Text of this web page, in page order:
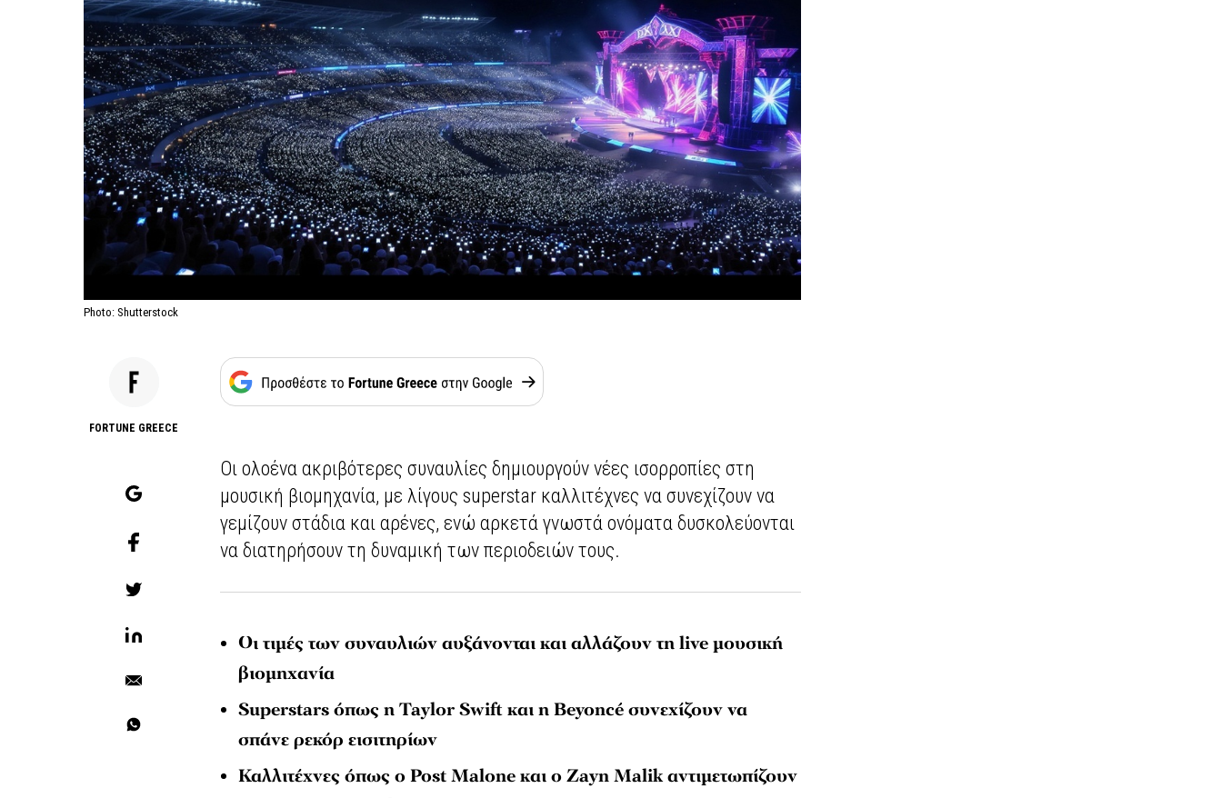
Photo: Shutterstock
FORTUNE GREECE
Οι ολοένα ακριβότερες συναυλίες δημιουργούν νέες ισορροπίες στη
μουσική βιομηχανία, με λίγους superstar καλλιτέχνες να συνεχίζουν να
γεμίζουν στάδια και αρένες, ενώ αρκετά γνωστά ονόματα δυσκολεύονται
να διατηρήσουν τη δυναμική των περιοδειών τους.
Οι τιμές των συναυλιών αυξάνονται και αλλάζουν τη live μουσική
βιομηχανία
Superstars όπως η Taylor Swift και η Beyoncé συνεχίζουν να
σπάνε ρεκόρ εισιτηρίων
Καλλιτέχνες όπως ο Post Malone και ο Zayn Malik αντιμετωπίζουν